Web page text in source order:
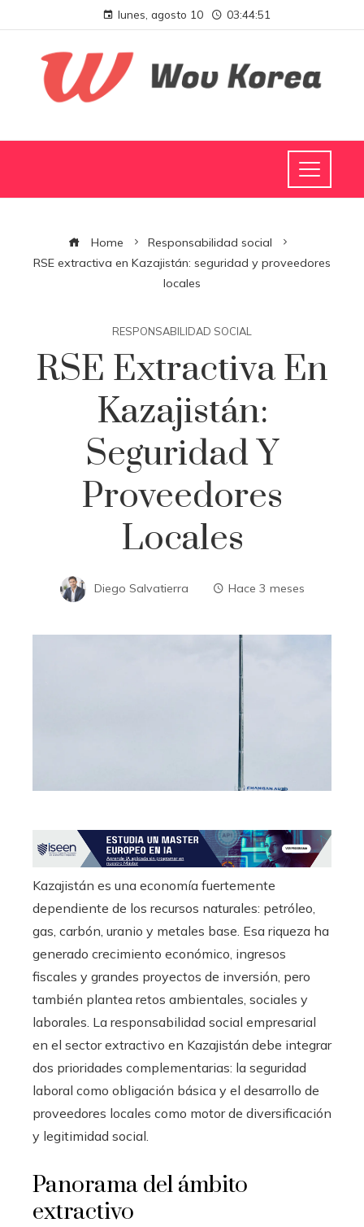
lunes, agosto 10 03:44:52
Home
Responsabilidad social
RSE extractiva en Kazajistán: seguridad y proveedores
locales
RESPONSABILIDAD SOCIAL
RSE Extractiva En
Kazajistán:
Seguridad Y
Proveedores
Locales
Diego Salvatierra Hace 3 meses
Kazajistán es una economía fuertemente
dependiente de los recursos naturales: petróleo,
gas, carbón, uranio y metales base. Esa riqueza ha
generado crecimiento económico, ingresos
fiscales y grandes proyectos de inversión, pero
también plantea retos ambientales, sociales y
laborales. La responsabilidad social empresarial
en el sector extractivo en Kazajistán debe integrar
dos prioridades complementarias: la seguridad
laboral como obligación básica y el desarrollo de
proveedores locales como motor de diversificación
y legitimidad social.
Panorama del ámbito
extractivo